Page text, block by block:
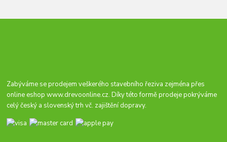
Zabýváme se prodejem veškerého stavebního řeziva zejména přes
online eshopwww.drevoonline.cz. Díky této formě prodeje pokrýváme
celý český a slovenský trh vč. zajištění dopravy.